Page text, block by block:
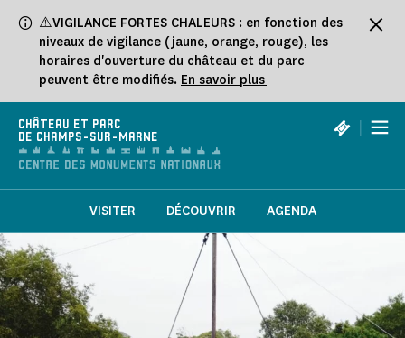
⚠️VIGILANCE FORTES CHALEURS : en fonction des
niveaux de vigilance (jaune, orange, rouge), les
horaires d'ouverture du château et du parc
peuvent être modifiés. En savoir plus
CHÂTEAU ET PARC
DE CHAMPS-SUR-MARNE
|
VISITER DÉCOUVRIR AGENDA